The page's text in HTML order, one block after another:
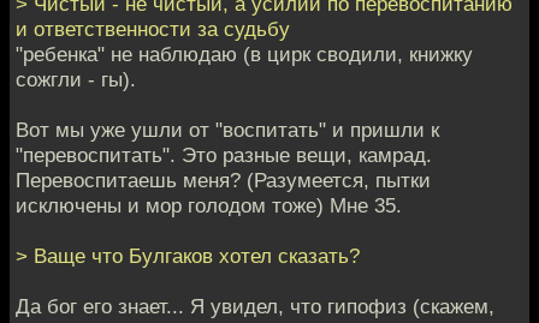
и ответственности за судьбу
"ребенка" не наблюдаю (в цирк сводили, книжку
сожгли - гы).
Вот мы уже ушли от "воспитать" и пришли к
"перевоспитать". Это разные вещи, камрад.
Перевоспитаешь меня? (Разумеется, пытки
исключены и мор голодом тоже) Мне 35.
> Ваще что Булгаков хотел сказать?
Да бог его знает... Я увидел, что гипофиз (скажем,